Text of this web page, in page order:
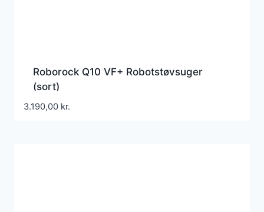
Roborock Q10 VF+ Robotstøvsuger
(sort)
3.190,00 kr.